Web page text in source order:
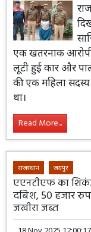
एक खतरनाक
लूटी हुई कार और
की एक महिला
था।
Read More...
राजस्थान जयपुर
एएनटीएफ का
दबिश, 50 हजार
जखीरा जब्त